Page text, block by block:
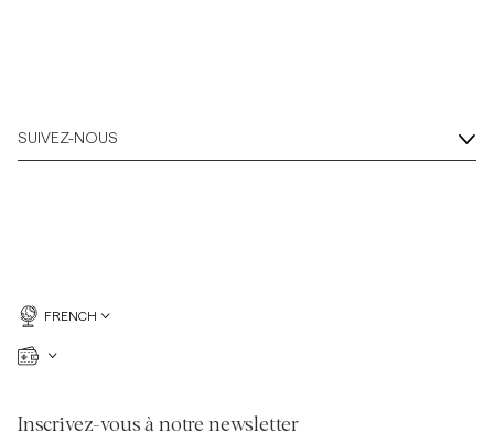
SUIVEZ-NOUS
FRENCH
Inscrivez-vous à notre newsletter